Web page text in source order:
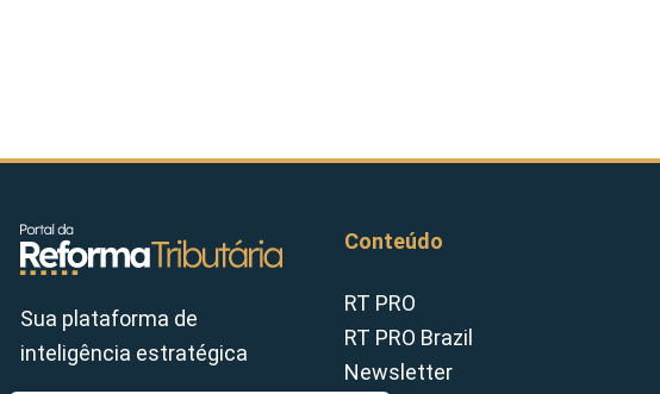
Sua plataforma de
inteligência estratégica
Conteúdo
RT PRO
RT PRO Brazil
Newsletter